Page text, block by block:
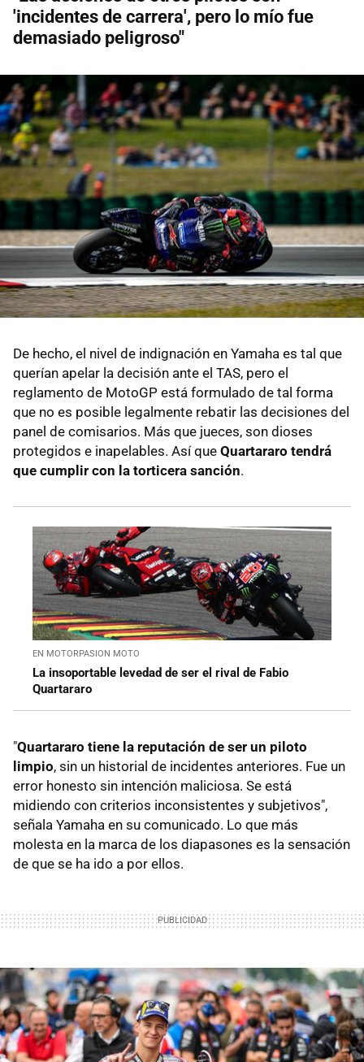
'incidentes de carrera', pero lo mío fue
demasiado peligroso"
De hecho, el nivel de indignación en Yamaha es tal que
querían apelar la decisión ante el TAS, pero el
reglamento de MotoGP está formulado de tal forma
que no es posible legalmente rebatir las decisiones del
panel de comisarios. Más que jueces, son dioses
protegidos e inapelables. Así que Quartararo tendrá
que cumplir con la torticera sanción.
EN MOTORPASION MOTO
La insoportable levedad de ser el rival de Fabio
Quartararo
"Quartararo tiene la reputación de ser un piloto
limpio, sin un historial de incidentes anteriores. Fue un
error honesto sin intención maliciosa. Se está
midiendo con criterios inconsistentes y subjetivos",
señala Yamaha en su comunicado. Lo que más
molesta en la marca de los diapasones es la sensación
de que se ha ido a por ellos.